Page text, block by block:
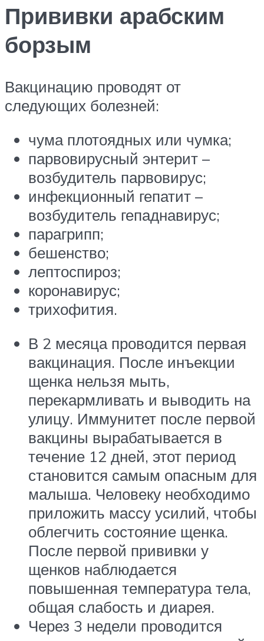
Прививки арабским
борзым
Вакцинацию проводят от
следующих болезней:
чума плотоядных или чумка;
парвовирусный энтерит –
возбудитель парвовирус;
инфекционный гепатит –
возбудитель гепаднавирус;
парагрипп;
бешенство;
лептоспироз;
коронавирус;
трихофития.
В 2 месяца проводится первая
вакцинация. После инъекции
щенка нельзя мыть,
перекармливать и выводить на
улицу. Иммунитет после первой
вакцины вырабатывается в
течение 12 дней, этот период
становится самым опасным для
малыша. Человеку необходимо
приложить массу усилий, чтобы
облегчить состояние щенка.
После первой прививки у
щенков наблюдается
повышенная температура тела,
общая слабость и диарея.
Через 3 недели проводится